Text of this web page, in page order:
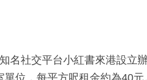
名社交平台小紅書來港設立